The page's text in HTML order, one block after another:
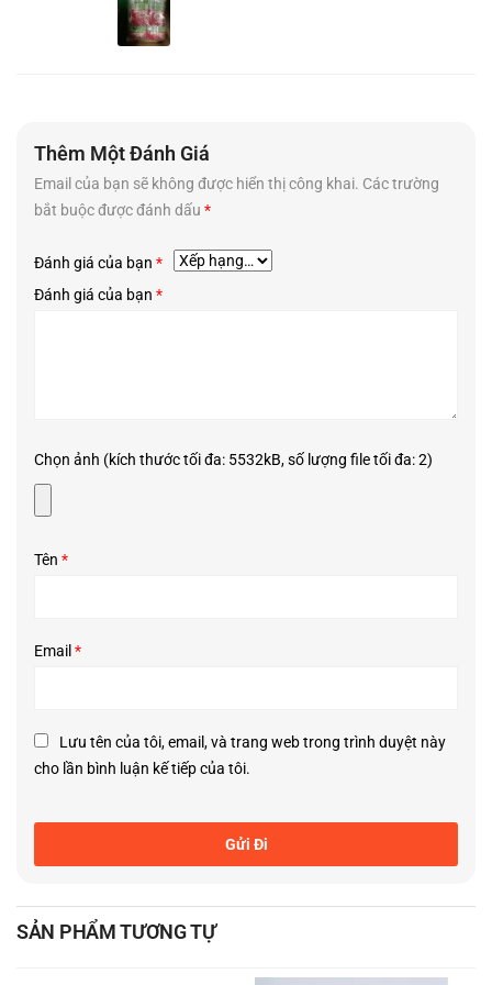
và chế biến theo công nghệ tiên tiến trên những vùng trà đặc sản
của Việt Nam như Bảo Lộc, Lâm Đồng ở độ cao thích hợp cho cây
chè hấp thụ những tinh hoa của đất trời để tạo ra những loại trà
Đặc biệt không gây mất ngủ.
Thêm Một Đánh Giá
Email của bạn sẽ không được hiển thị công khai. Các trường
bắt buộc được đánh dấu *
Đánh giá của bạn *
Đánh giá của bạn *
Chọn ảnh (kích thước tối đa: 5532kB, số lượng file tối đa: 2)
Tên *
Email*
Lưu tên của tôi, email, và trang web trong trình duyệt này
cho lần bình luận kế tiếp của tôi.
SẢN PHẨM TƯƠNG TỰ